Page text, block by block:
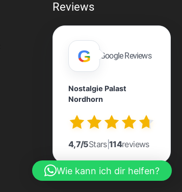
Reviews
G Google Reviews
Nostalgie Palast
Nordhorn
4,7/5Stars|114reviews
Wie kann ich dir helfen?